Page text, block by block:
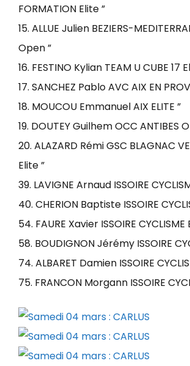
FORMATION Elite ”
15. ALLUE Julien BEZIERS-
Open ”
16. FESTINO Kylian TEAM U CUBE 17
17. SANCHEZ Pablo AVC AIX EN
18. MOUCOU Emmanuel AIX ELITE ”
19. DOUTEY Guilhem OCC ANTIBES
20. ALAZARD Rémi GSC BLAGNAC
Elite ”
39. LAVIGNE Arnaud ISSOIRE
40. CHERION Baptiste ISSOIRE
54. FAURE Xavier ISSOIRE CYCLISME
58. BOUDIGNON Jérémy ISSOIRE
74. ALBARET Damien ISSOIRE
75. FRANCON Morgann ISSOIRE